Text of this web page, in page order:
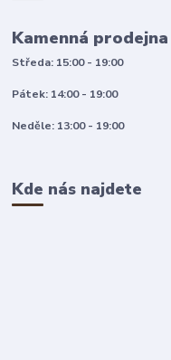
Kamenná prodejna
Středa: 15:00 - 19:00
Pátek: 14:00 - 19:00
Neděle: 13:00 - 19:00
Kde nás najdete